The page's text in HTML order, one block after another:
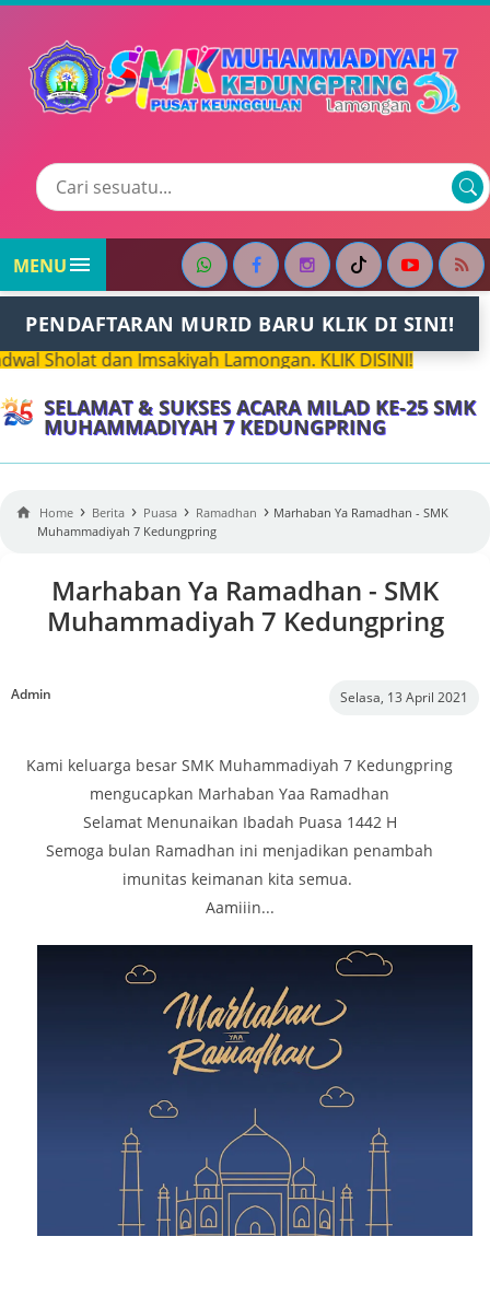
MENU
PENDAFTARAN MURID BARU KLIK DI SINI!
Sholat dan Imsakiyah Lamongan. KLIK DISINI!
SELAMAT & SUKSES ACARA MILAD KE-25 SMK
MUHAMMADIYAH 7 KEDUNGPRING
 Home › Berita › Puasa › Ramadhan › Marhaban Ya Ramadhan - SMK
Muhammadiyah 7 Kedungpring
Marhaban Ya Ramadhan - SMK
Muhammadiyah 7 Kedungpring
Admin Selasa, 13 April 2021
Kami keluarga besar SMK Muhammadiyah 7 Kedungpring
mengucapkan Marhaban Yaa Ramadhan
Selamat Menunaikan Ibadah Puasa 1442 H
Semoga bulan Ramadhan ini menjadikan penambah
imunitas keimanan kita semua.
Aamiiin...